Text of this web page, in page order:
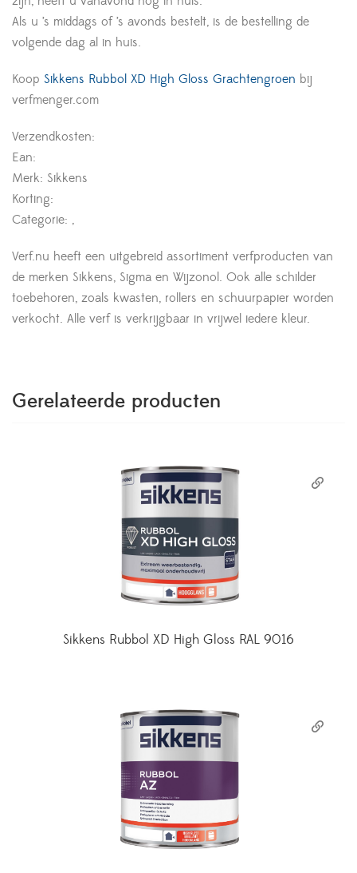
Als u ’s middags of ’s avonds bestelt, is de bestelling de
volgende dag al in huis.
Koop Sikkens Rubbol XD High Gloss Grachtengroen bij
verfmenger.com
Verzendkosten:
Ean:
Merk: Sikkens
Korting:
Categorie: ,
Verf.nu heeft een uitgebreid assortiment verfproducten van
de merken Sikkens, Sigma en Wijzonol. Ook alle schilder
toebehoren, zoals kwasten, rollers en schuurpapier worden
verkocht. Alle verf is verkrijgbaar in vrijwel iedere kleur.
Gerelateerde producten
Sikkens Rubbol XD High Gloss RAL 9016